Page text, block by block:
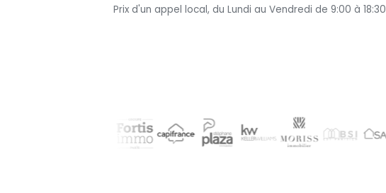
Prix d'un appel local, du Lundi au Vendredi de 9:00 à 18:30